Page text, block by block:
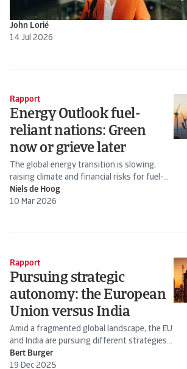
John Lorié
14 Jul 2026
Rapport
Energy Outlook fuel-
reliant nations: Green
now or grieve later
The global energy transition is slowing,
raising climate and financial risks for fuel-
importing countries
Niels de Hoog
10 Mar 2026
Rapport
Pursuing strategic
autonomy: the European
Union versus India
Amid a fragmented global landscape, the EU
and India are pursuing different strategies
to build economic...
Bert Burger
19 Dec 2025